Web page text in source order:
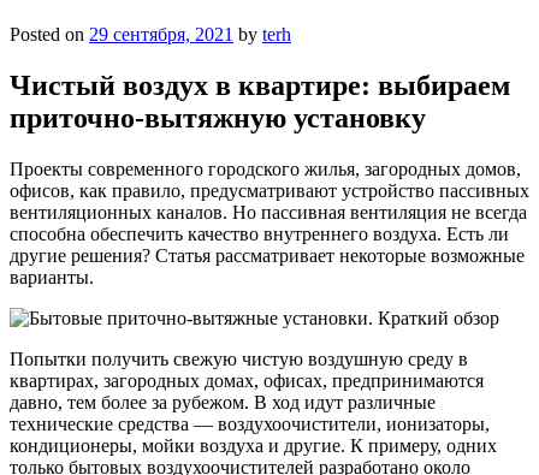
Posted on 29 сентября, 2021 by terh
Чистый воздух в квартире: выбираем
приточно-вытяжную установку
Проекты современного городского жилья, загородных домов,
офисов, как правило, предусматривают устройство пассивных
вентиляционных каналов. Но пассивная вентиляция не всегда
способна обеспечить качество внутреннего воздуха. Есть ли
другие решения? Статья рассматривает некоторые возможные
варианты.
Попытки получить свежую чистую воздушную среду в
квартирах, загородных домах, офисах, предпринимаются
давно, тем более за рубежом. В ход идут различные
технические средства — воздухоочистители, ионизаторы,
кондиционеры, мойки воздуха и другие. К примеру, одних
только бытовых воздухоочистителей разработано около